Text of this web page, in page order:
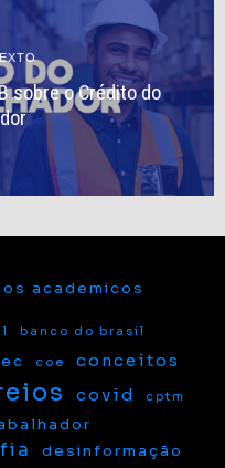
sobre o Crédito do
academicos
banco do brasil
coe conceitos
covid
cptm
desinformação